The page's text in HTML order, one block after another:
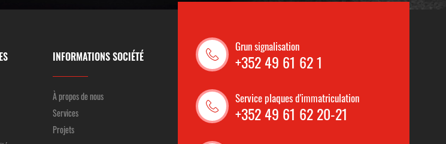
INFORMATIONS SOCIÉTÉ
À propos de nous
Services
Projets
Grun signalisation
+352 49 61 62 1
Service plaques d'immatriculation
+352 49 61 62 20-21